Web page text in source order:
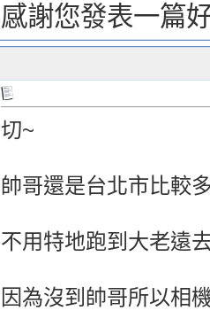
感謝您發表一篇
切~
帥哥還是台北市比較
不用特地跑到大老遠
因為沒到帥哥所以相